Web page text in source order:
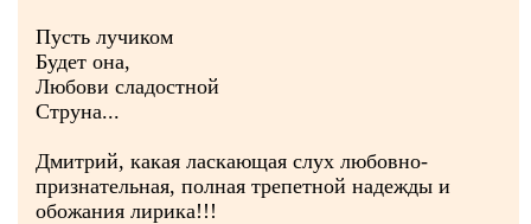
Пусть лучиком
Будет она,
Любови сладостной
Струна...
Дмитрий, какая ласкающая слух любовно-
признательная, полная трепетной надежды и
обожания лирика!!!